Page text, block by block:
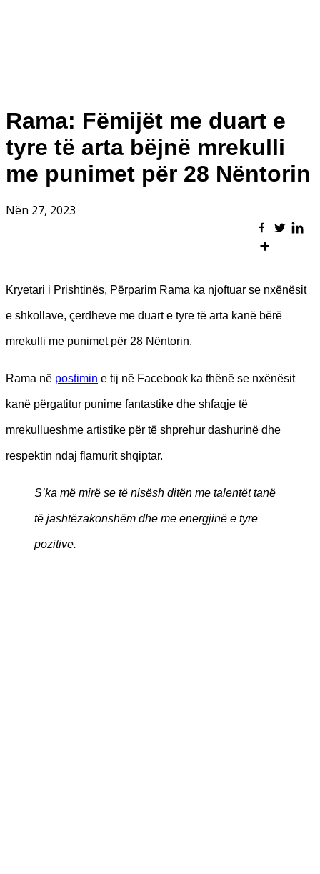
Rama: Fëmijët me duart e
tyre të arta bëjnë mrekulli
me punimet për 28 Nëntorin
Nën 27, 2023
Kryetari i Prishtinës, Përparim Rama ka njoftuar se nxënësit
e shkollave, çerdheve me duart e tyre të arta kanë bërë
mrekulli me punimet për 28 Nëntorin.
Rama në postimin e tij në Facebook ka thënë se nxënësit
kanë përgatitur punime fantastike dhe shfaqje të
mrekullueshme artistike për të shprehur dashurinë dhe
respektin ndaj flamurit shqiptar.
S’ka më mirë se të nisësh ditën me talentët tanë
të jashtëzakonshëm dhe me energjinë e tyre
pozitive.